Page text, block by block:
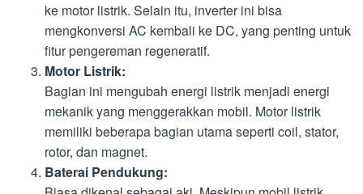
ke motor listrik. Selain itu, inverter ini bisa
mengkonversi AC kembali ke DC, yang penting untuk
fitur pengereman regeneratif.
Motor Listrik:
Bagian ini mengubah energi listrik menjadi energi
mekanik yang menggerakkan mobil. Motor listrik
memiliki beberapa bagian utama seperti coil, stator,
rotor, dan magnet.
Baterai Pendukung: